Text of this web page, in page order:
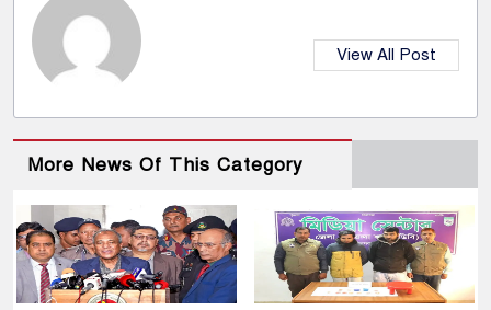
View All Post
More News Of This Category